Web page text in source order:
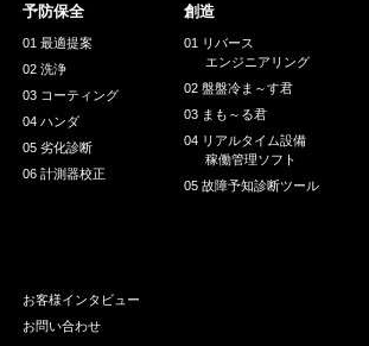
予防保全
01 最適提案
02 洗浄
03 コーティング
04 ハンダ
05 劣化診断
06 計測器校正
創造
01 リバース
エンジニアリング
02 盤盤冷ま～す君
03 まも～る君
04 リアルタイム設備
稼働管理ソフト
05 故障予知診断ツール
お客様インタビュー
お問い合わせ